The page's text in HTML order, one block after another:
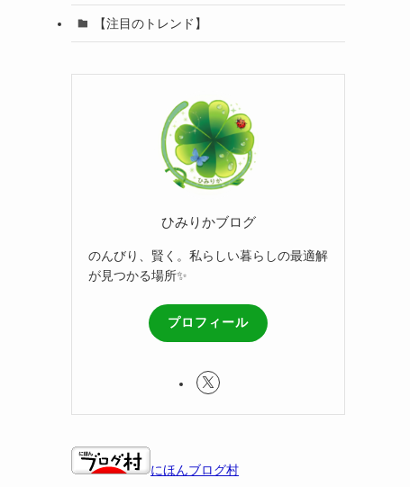
【注目のトレンド】
ひみりかブログ
のんびり、賢く。私らしい暮らしの最適解
が見つかる場所✨
プロフィール
にほんブログ村